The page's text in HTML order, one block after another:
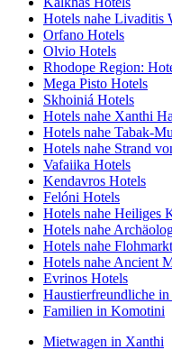
Hotels nahe Livaditis
Orfano Hotels
Olvio Hotels
Rhodope Region:
Mega Pisto Hotels
Skhoiniá Hotels
Hotels nahe Xanthi
Hotels nahe Tabak-
Hotels nahe Strand
Vafaiika Hotels
Kendavros Hotels
Felóni Hotels
Hotels nahe Heiliges
Hotels nahe
Hotels nahe Flohmarkt
Hotels nahe Ancient
Evrinos Hotels
Haustierfreundliche in
Familien in Komotini
Mietwagen in Xanthi